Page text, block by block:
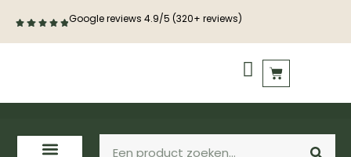
Google reviews 4.9/5 (320+ reviews)